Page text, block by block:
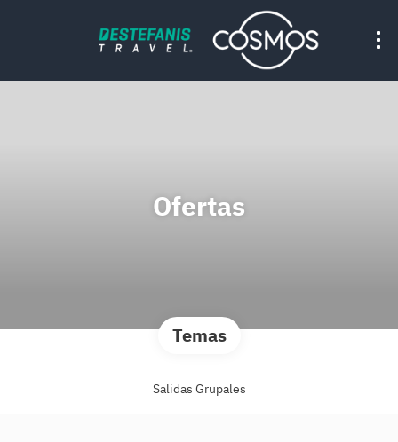
Ofertas
Temas
Salidas Grupales